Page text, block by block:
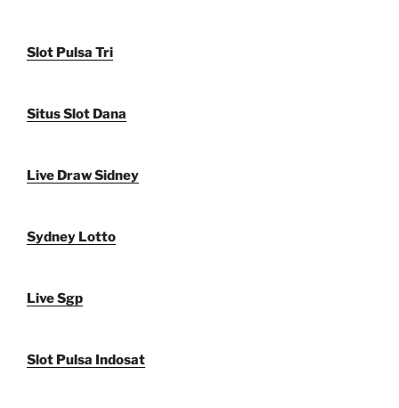
Slot Pulsa Tri
Situs Slot Dana
Live Draw Sidney
Sydney Lotto
Live Sgp
Slot Pulsa Indosat